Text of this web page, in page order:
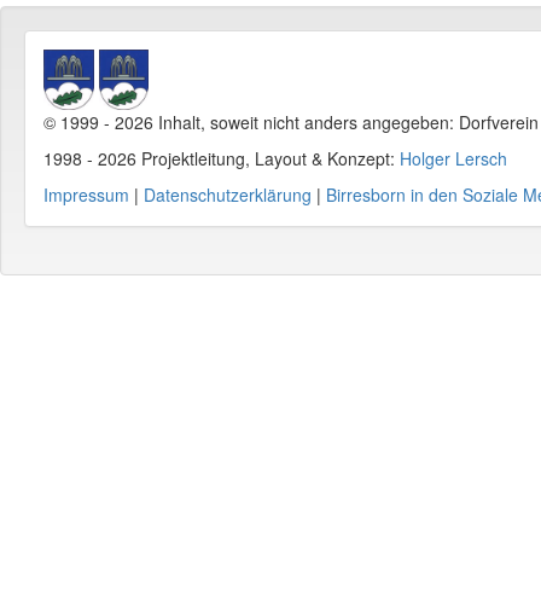
© 1999 - 2026 Inhalt, soweit nicht anders angegeben:
1998 - 2026 Projektleitung, Layout & Konzept: Holger Lersch
Impressum | Datenschutzerklärung | Birresborn in den Soziale